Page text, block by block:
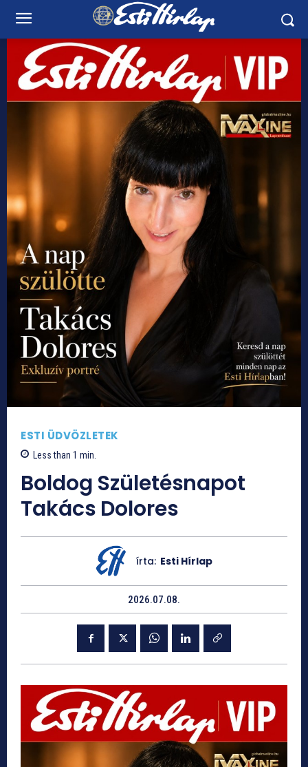
ESTI ÜDVÖZLETEK
Less than 1 min.
Boldog Születésnapot
Takács Dolores
írta: Esti Hírlap
2026.07.08.